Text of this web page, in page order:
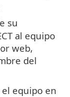
su
al equipo
web,
del
equipo en